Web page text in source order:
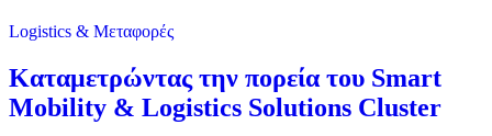
Logistics & Μεταφορές
Καταμετρώντας την πορεία του Smart
Mobility & Logistics Solutions Cluster